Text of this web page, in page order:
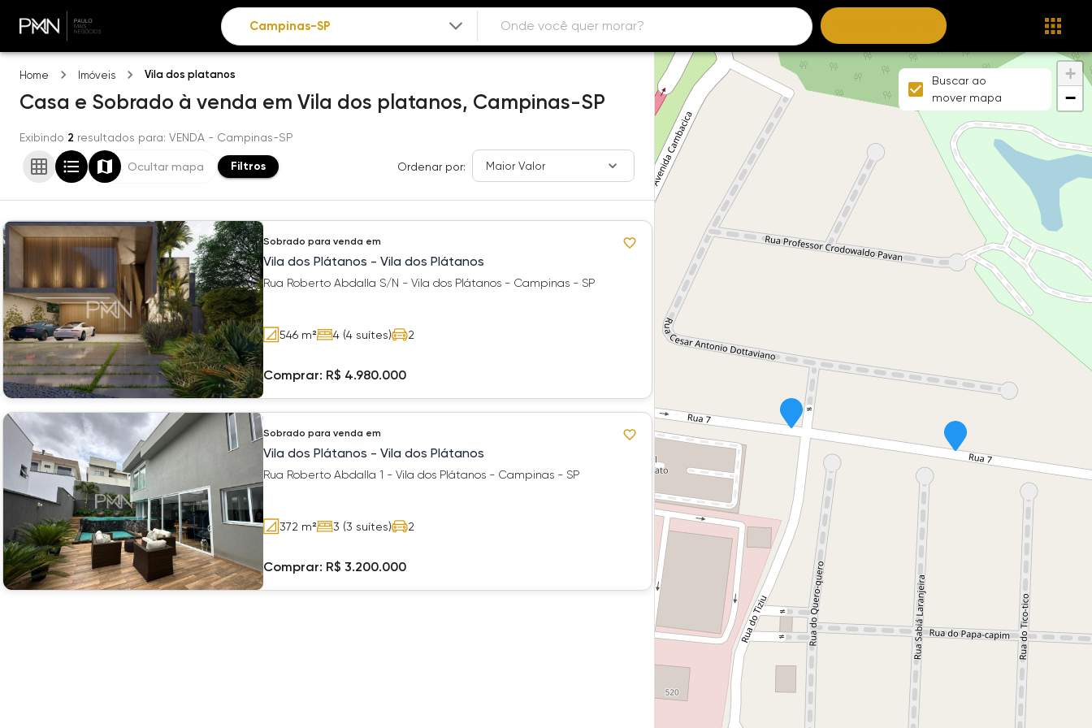
Home Imóveis Vila dos platanos
Casa e Sobrado à venda em Vila dos platanos, Campinas-SP
Exibindo 2 resultados para: VENDA - Campinas-SP
Ocultar mapa Filtros Ordenar por: Maior Valor
Sobrado para venda em
Vila dos Plátanos - Vila dos Plátanos
Rua Roberto Abdalla S/N - Vila dos Plátanos - Campinas - SP
546m² 4(4 suítes) 2
Comprar: R$ 4.980.000
Sobrado para venda em
Vila dos Plátanos - Vila dos Plátanos
Rua Roberto Abdalla 1 - Vila dos Plátanos - Campinas - SP
372 m² 3 (3 suítes) 2
Comprar: R$ 3.200.000
+
−
Buscar ao
mover mapa